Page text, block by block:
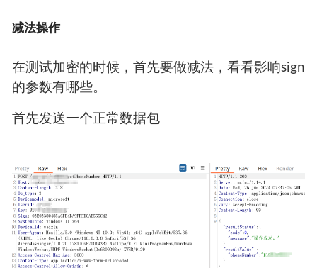
减法操作
在测试加密的时候，首先要做减法，看看影响sign
的参数有哪些。
首先发送一个正常数据包